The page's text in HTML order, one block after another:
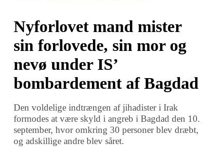
Nyforlovet mand mister
sin forlovede, sin mor og
nevø under IS’
bombardement af Bagdad
Den voldelige indtrængen af jihadister i Irak
formodes at være skyld i angreb i Bagdad den 10.
september, hvor omkring 30 personer blev dræbt,
og adskillige andre blev såret.